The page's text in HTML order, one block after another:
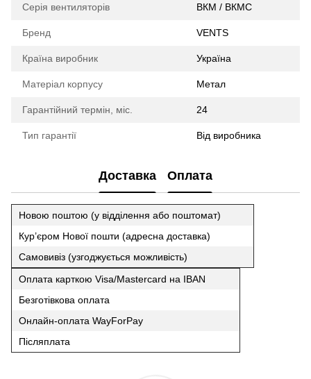
Серія вентиляторів ВКМ / ВКМС
Бренд VENTS
Країна виробник Україна
Матеріал корпусу Метал
Гарантійний термін, міс. 24
Тип гарантії Від виробника
Доставка Оплата
Новою поштою (у відділення або поштомат)
Кур’єром Нової пошти (адресна доставка)
Самовивіз (узгоджується можливість)
Оплата карткою Visa/Mastercard на IBAN
Безготівкова оплата
Онлайн-оплата WayForPay
Післяплата